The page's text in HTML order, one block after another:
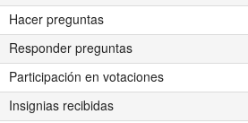
Hacer preguntas
Responder preguntas
Participación en votaciones
Insignias recibidas